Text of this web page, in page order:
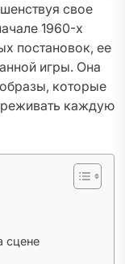
свое
1960-х
постановок, ее
игры. Она
которые
каждую
сцене